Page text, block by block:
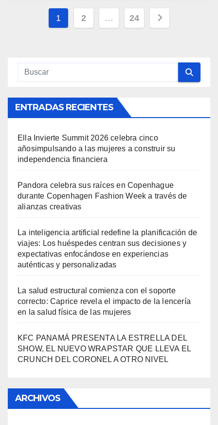
Navegación
1 2 … 24
ENTRADAS RECIENTES
Ella Invierte Summit 2026 celebra cinco
añosimpulsando a las mujeres a construir su
independencia financiera
Pandora celebra sus raíces en Copenhague
durante Copenhagen Fashion Week a través de
alianzas creativas
La inteligencia artificial redefine la planificación de
viajes: Los huéspedes centran sus decisiones y
expectativas enfocándose en experiencias
auténticas y personalizadas
La salud estructural comienza con el soporte
correcto: Caprice revela el impacto de la lencería
en la salud física de las mujeres
KFC PANAMÁ PRESENTA LA ESTRELLA DEL
SHOW, EL NUEVO WRAPSTAR QUE LLEVA EL
CRUNCH DEL CORONEL A OTRO NIVEL
ARCHIVOS